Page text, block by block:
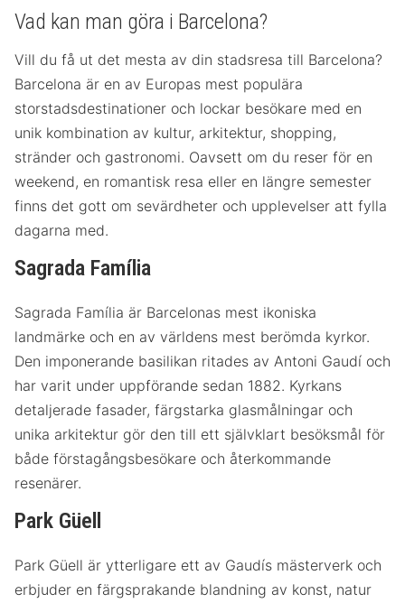
Vad kan man göra i Barcelona?
Vill du få ut det mesta av din stadsresa till Barcelona?
Barcelona är en av Europas mest populära
storstadsdestinationer och lockar besökare med en
unik kombination av kultur, arkitektur, shopping,
stränder och gastronomi. Oavsett om du reser för en
weekend, en romantisk resa eller en längre semester
finns det gott om sevärdheter och upplevelser att fylla
dagarna med.
Sagrada Família
Sagrada Família är Barcelonas mest ikoniska
landmärke och en av världens mest berömda kyrkor.
Den imponerande basilikan ritades av Antoni Gaudí och
har varit under uppförande sedan 1882. Kyrkans
detaljerade fasader, färgstarka glasmålningar och
unika arkitektur gör den till ett självklart besöksmål för
både förstagångsbesökare och återkommande
resenärer.
Park Güell
Park Güell är ytterligare ett av Gaudís mästerverk och
erbjuder en färgsprakande blandning av konst, natur